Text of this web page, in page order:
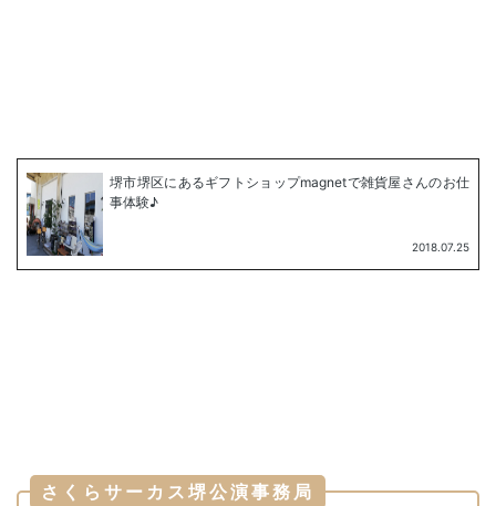
さくらサーカス堺公演事務局